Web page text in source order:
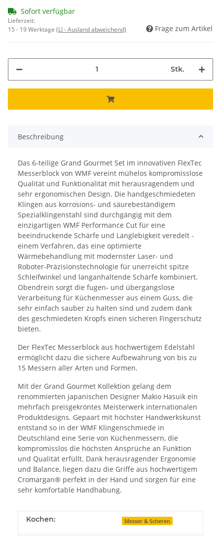
Sofort verfügbar
Lieferzeit:
15 - 19 Werktage (LI - Ausland abweichend) Frage zum Artikel
Stk.
Beschreibung
Das 6-teilige Grand Gourmet Set im innovativen FlexTec
Messerblock von WMF vereint mühelos kompromisslose
Qualität und Funktionalität mit herausragendem und
sehr ergonomischen Design. Die handgeschmiedeten
Klingen aus korrosions- und säurebeständigem
Spezialklingenstahl sind durchgängig mit dem
einzigartigen WMF Performance Cut für eine
beeindruckende Schärfe und Langlebigkeit veredelt -
einem Verfahren, das eine optimierte
Wärmebehandlung mit modernster Laser- und
Roboter-Präzisionstechnologie für unerreicht spitze
Schleifwinkel und langanhaltende Schärfe kombiniert.
Obendrein sorgt die fugen- und übergangslose
Verarbeitung für Küchenmesser aus einem Guss, die
sehr einfach sauber zu halten sind und zudem dank
des geschmiedeten Kropfs einen sicheren Fingerschutz
bieten.
Der FlexTec Messerblock aus hochwertigem Edelstahl
ermöglicht dazu die sichere Aufbewahrung von bis zu
15 Messern aller Arten und Formen.
Mit der Grand Gourmet Kollektion gelang dem
renommierten japanischen Designer Makio Hasuik ein
mehrfach preisgekröntes Meisterwerk internationalen
Produktdesigns. Gepaart mit höchster Handwerkskunst
entstand so in der WMF Klingenschmiede in
Deutschland eine Serie von Küchenmessern, die
kompromisslos die höchsten Ansprüche an Funktion
und Qualität erfüllt. Dank herausragender Ergonomie
und Balance, liegen dazu die Griffe aus hochwertigem
Cromargan® perfekt in der Hand und sorgen für eine
sehr komfortable Handhabung.
Kochen: Messer & Scheren